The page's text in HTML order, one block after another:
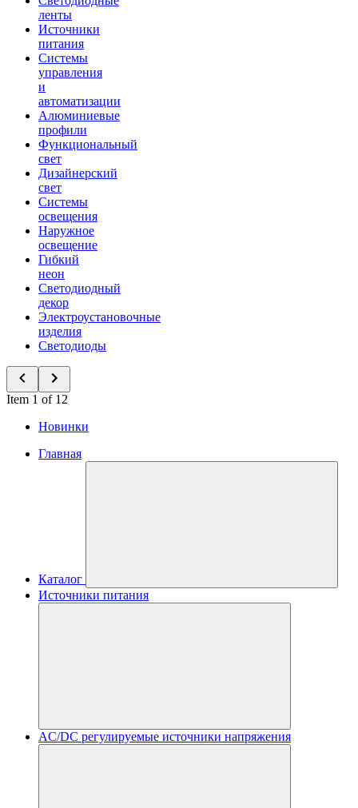
ленты
Источники
питания
Системы
управления
и
автоматизации
Алюминиевые
профили
Функциональный
свет
Дизайнерский
свет
Системы
освещения
Наружное
освещение
Гибкий
неон
Светодиодный
декор
Электроустановочные
изделия
Светодиоды
Item 1 of 12
Новинки
Главная
Каталог
Источники питания
AC/DC регулируемые источники напряжения